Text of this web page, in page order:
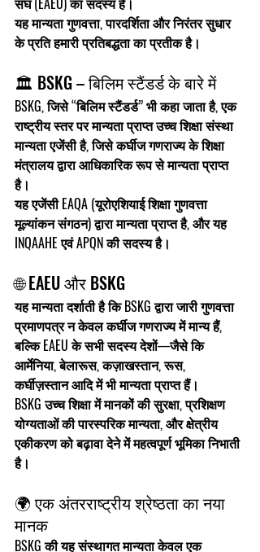
यह मान्यता गुणवत्ता, पारदर्शिता और निरंतर सुधार
के प्रति हमारी प्रतिबद्धता का प्रतीक है।
🏛️ BSKG – बिलिम स्टैंडर्ड के बारे में
BSKG, जिसे “बिलिम स्टैंडर्ड” भी कहा जाता है, एक
राष्ट्रीय स्तर पर मान्यता प्राप्त उच्च शिक्षा संस्था
मान्यता एजेंसी है, जिसे कर्घीज गणराज्य के शिक्षा
मंत्रालय द्वारा आधिकारिक रूप से मान्यता प्राप्त
है।
यह एजेंसी EAQA (यूरोएशियाई शिक्षा गुणवत्ता
मूल्यांकन संगठन) द्वारा मान्यता प्राप्त है, और यह
INQAAHE एवं APQN की सदस्य है।
🌐 EAEU और BSKG
यह मान्यता दर्शाती है कि BSKG द्वारा जारी गुणवत्ता
प्रमाणपत्र न केवल कर्घीज गणराज्य में मान्य हैं,
बल्कि EAEU के सभी सदस्य देशों—जैसे कि
आर्मेनिया, बेलारूस, कज़ाखस्तान, रूस,
कर्घीज़स्तान आदि में भी मान्यता प्राप्त हैं।
BSKG उच्च शिक्षा में मानकों की सुरक्षा, प्रशिक्षण
योग्यताओं की पारस्परिक मान्यता, और क्षेत्रीय
एकीकरण को बढ़ावा देने में महत्वपूर्ण भूमिका निभाती
है।
🌍 एक अंतरराष्ट्रीय श्रेष्ठता का नया
मानक
BSKG की यह संस्थागत मान्यता केवल एक